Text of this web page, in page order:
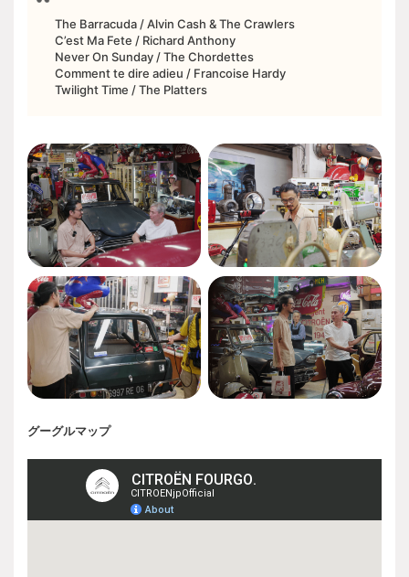
The Barracuda / Alvin Cash & The Crawlers
C’est Ma Fete / Richard Anthony
Never On Sunday / The Chordettes
Comment te dire adieu / Francoise Hardy
Twilight Time / The Platters
グーグルマップ